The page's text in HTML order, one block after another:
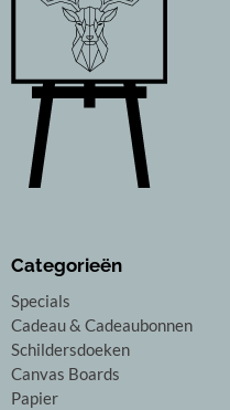
Categorieën
Specials
Cadeau & Cadeaubonnen
Schildersdoeken
Canvas Boards
Papier